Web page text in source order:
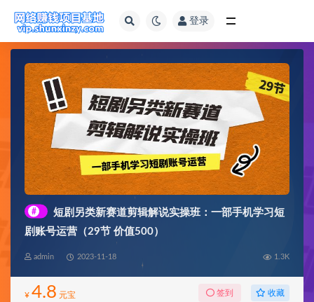
登录
#
短剧另类新赛道剪辑解说实操班：一部手机学习短
剧账号运营（29节 价值500）
admin 2023-11-18 1.3K
¥ 4.8 元宝 签到 收藏